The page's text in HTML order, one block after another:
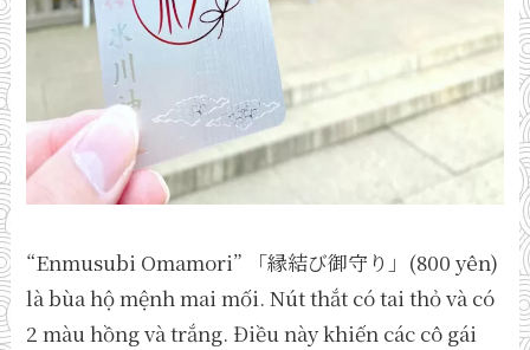
“Enmusubi Omamori” 「縁結び御守り」(800 yên)
là bùa hộ mệnh mai mối. Nút thắt có tai thỏ và có
2 màu hồng và trắng. Điều này khiến các cô gái